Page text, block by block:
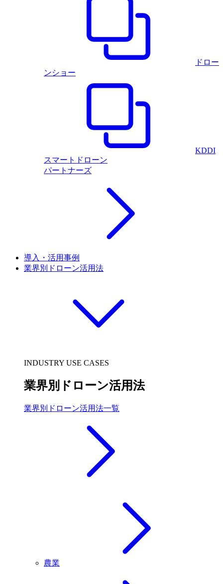
ドロー
ンショー
KDDI
スマートドローン
パートナーズ
導入・活用事例
業界別ドローン活用法
INDUSTRY USE CASES
業界別ドローン活用法
業界別ドローン活用法一覧
農業